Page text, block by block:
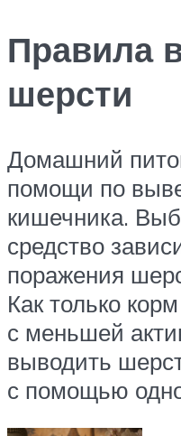
Правила
шерсти
Домашний
помощи по
кишечника.
средство
поражения
Как только
с меньшей
выводить
с помощью